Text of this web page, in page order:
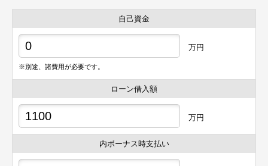
自己資金
万円
※別途、諸費用が必要です。
ローン借入額
万円
内ボーナス時支払い